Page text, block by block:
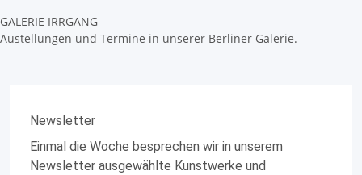
GALERIE IRRGANG
Austellungen und Termine in unserer Berliner Galerie.
Newsletter
Einmal die Woche besprechen wir in unserem
Newsletter ausgewählte Kunstwerke und